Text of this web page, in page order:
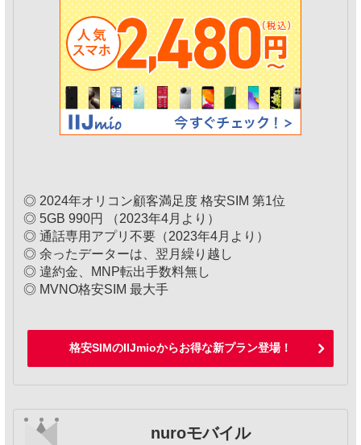
◎ 2024年オリコン顧客満足度 格安SIM 第1位
◎ 5GB 990円 （2023年4月より）
◎ 通話専用アプリ不要（2023年4月より）
◎ 余ったデーターは、翌月繰り越し
◎ 違約金、MNP転出手数料無し
◎ MVNO格安SIM 最大手
格安SIMのIIJmioからお得な新プラン登場！
nuroモバイル